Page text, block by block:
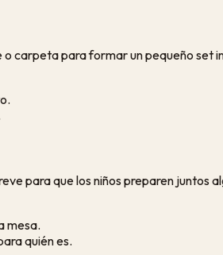
o carpeta para formar un pequeño set
para que los niños preparen juntos
mesa.
quién es.